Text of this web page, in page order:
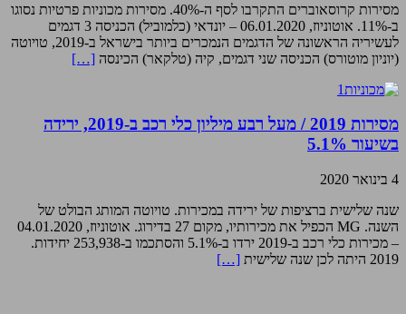
מסירות קרוסאוברים התקרבו לסף ה-40%. מסירות מכוניות פרטיות נסוגו
ב-11%. אוטוניוז, 06.01.2020 – יונדאי (כלמוביל) הכניסה 3 דגמים
לעשיריה הראשונה של הדגמים הנמכרים ביותר בישראל ב-2019, טויוטה
(יוניון מוטורס) הכניסה שני דגמים, קיה (טלקאר) הכינסה […]
מסירות 2019 / מעל רבע מיליון כלי רכב ב-2019, ירידה
בשיעור 5.1%
4 בינואר 2020
שנה שלישית ברציפות של ירידה במכירות. טויוטה המותג הבולט של
השנה. MG הכפיל את מכירותיו, מקום 27 בדירוג. אוטוניוז, 04.01.2020
– מכירות כלי רכב ב-2019 ירדו ב-5.1% והסתכמו ב-253,938 יחידות.
2019 היתה לכן שנה שלישית
[…]